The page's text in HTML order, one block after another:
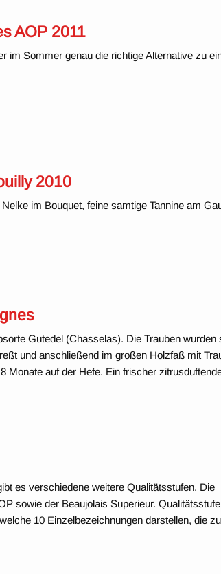
AOP 2011
im Sommer genau die richtige Alternative zu
2010
im Bouquet, feine samtige Tannine am
Gutedel (Chasselas). Die Trauben wurden
und anschließend im großen Holzfaß mit
Monate auf der Hefe. Ein frischer
es verschiedene weitere Qualitätsstufen. Die
sowie der Beaujolais Superieur.
10 Einzelbezeichnungen darstellen, die